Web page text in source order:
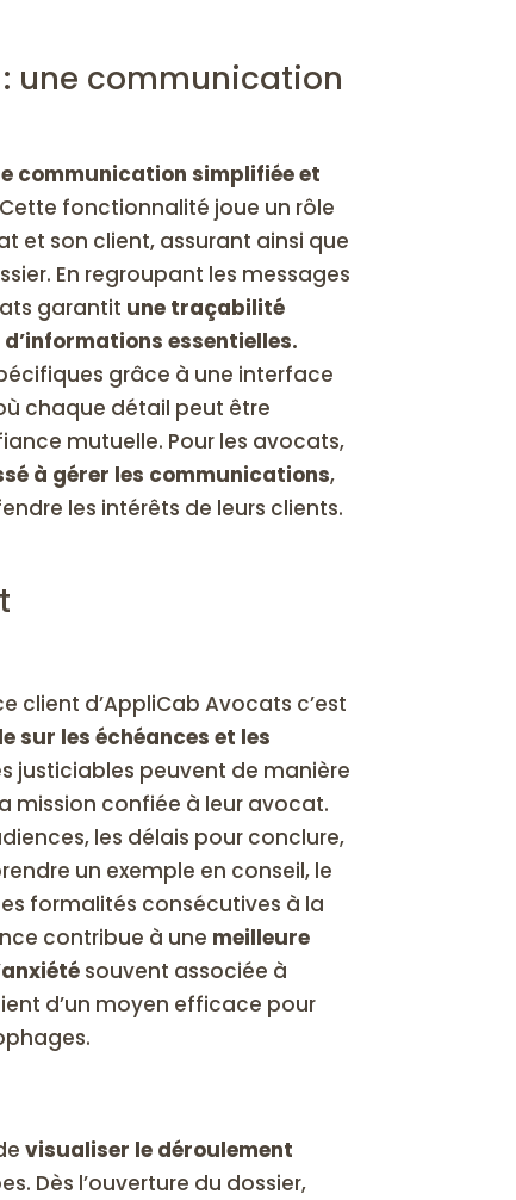
: une communication
communication simplifiée et
fonctionnalité joue un rôle
et son client, assurant ainsi que
En regroupant les messages
garantit une traçabilité
essentielles.
grâce à une interface
chaque détail peut être
mutuelle. Pour les avocats,
à gérer les communications,
les intérêts de leurs clients.
client d’AppliCab Avocats c’est
sur les échéances et les
justiciables peuvent de manière
mission confiée à leur avocat.
les délais pour conclure,
un exemple en conseil, le
formalités consécutives à la
contribue à une meilleure
souvent associée à
d’un moyen efficace pour
visualiser le déroulement
Dès l’ouverture du dossier,